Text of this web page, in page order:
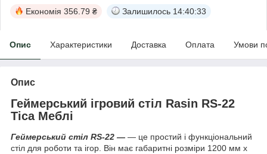
Економія 356.79 ₴ Залишилось 14:40:31
Опис Характеристики Доставка Оплата Умови
Опис
Геймерський ігровий стіл Rasin RS-22
Тіса Меблі
Геймерський стіл RS-22 — — це простий і функціональний
стіл для роботи та ігор. Він має габаритні розміри 1200 мм x